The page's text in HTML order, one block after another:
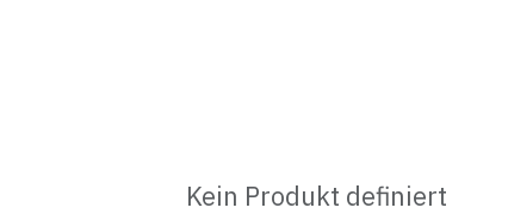
Kein Produkt definiert